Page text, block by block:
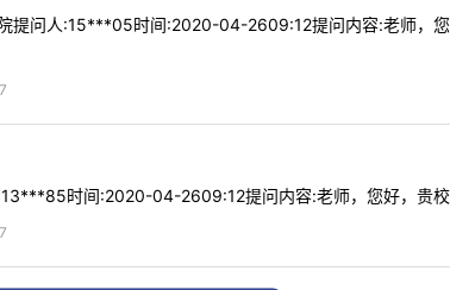
提问人:15***05时间:2020-04-2609:12提问内容:老师，
时间:2020-04-2609:12提问内容:老师，您好，贵